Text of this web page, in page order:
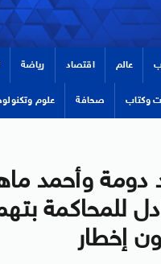
عالم اقتصاد رياضة
وكتاب صحافة علوم
دومة وأحمد
للمحاكمة
إخطار